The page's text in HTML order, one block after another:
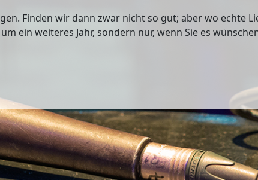
Finden wir dann zwar nicht so gut; aber wo echte
ein weiteres Jahr, sondern nur, wenn Sie es